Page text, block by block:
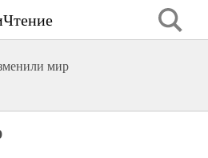
мир